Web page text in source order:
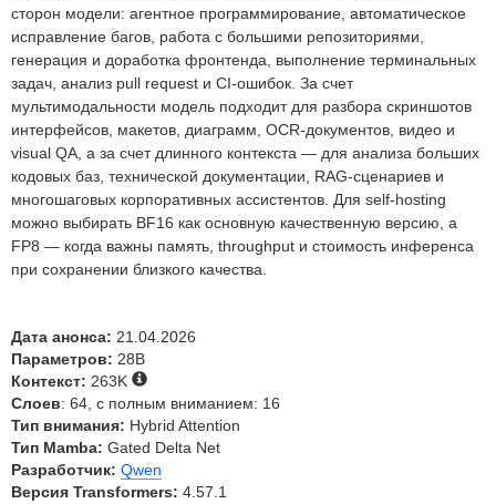
сторон модели: агентное программирование, автоматическое
исправление багов, работа с большими репозиториями,
генерация и доработка фронтенда, выполнение терминальных
задач, анализ pull request и CI-ошибок. За счет
мультимодальности модель подходит для разбора скриншотов
интерфейсов, макетов, диаграмм, OCR-документов, видео и
visual QA, а за счет длинного контекста — для анализа больших
кодовых баз, технической документации, RAG-сценариев и
многошаговых корпоративных ассистентов. Для self-hosting
можно выбирать BF16 как основную качественную версию, а
FP8 — когда важны память, throughput и стоимость инференса
при сохранении близкого качества.
Дата анонса: 21.04.2026
Параметров: 28B
Контекст: 263K
Слоев: 64, с полным вниманием: 16
Тип внимания: Hybrid Attention
Тип Mamba: Gated Delta Net
Разработчик: Qwen
Версия Transformers: 4.57.1